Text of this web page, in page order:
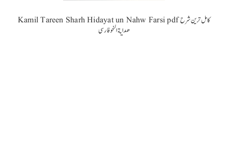
Kamil Tareen Sharh Hidayat un Nahw Farsi pdf کامل ترین شرح
هدایة النحو فارسی